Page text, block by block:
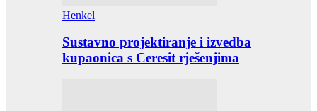
Henkel
Sustavno projektiranje i izvedba
kupaonica s Ceresit rješenjima